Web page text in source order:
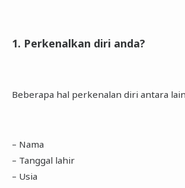
1. Perkenalkan diri anda?
Beberapa hal perkenalan diri antara
– Nama
– Tanggal lahir
– Usia